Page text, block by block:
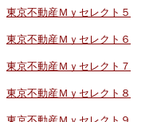
東京不動産Ｍｙセレクト５
東京不動産Ｍｙセレクト６
東京不動産Ｍｙセレクト７
東京不動産Ｍｙセレクト８